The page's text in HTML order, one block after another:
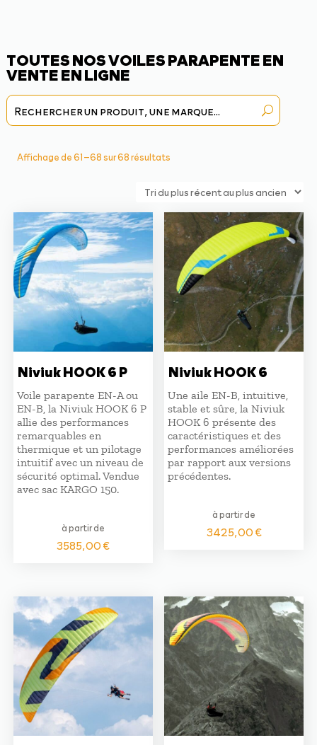
TOUTES NOS VOILES PARAPENTE EN
VENTE EN LIGNE
Affichage de 61–68 sur 68 résultatsTrié
récent
ancien
Niviuk HOOK 6 P
Voile parapente EN-A ou
EN-B, la Niviuk HOOK 6 P
allie des performances
remarquables en
thermique et un pilotage
intuitif avec un niveau de
sécurité optimal. Vendue
avec sac KARGO 150.
à partir de
3585,00€
Niviuk HOOK 6
Une aile EN-B, intuitive,
stable et sûre, la Niviuk
HOOK 6 présente des
caractéristiques et des
performances améliorées
par rapport aux versions
précédentes.
à partir de
3425,00€